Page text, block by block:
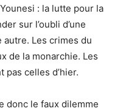
: la lutte pour la
sur l’oubli d’une
Les crimes du
de la monarchie. Les
pas celles d’hier.
donc le faux dilemme